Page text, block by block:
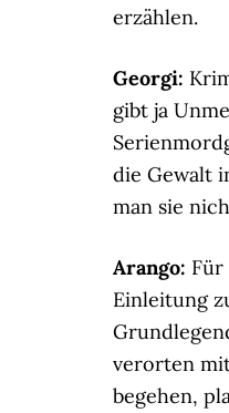
erzählen.
Georgi:
gibt ja
die Gewalt
man sie
Arango: Für
Einleitung
verorten
begehen,